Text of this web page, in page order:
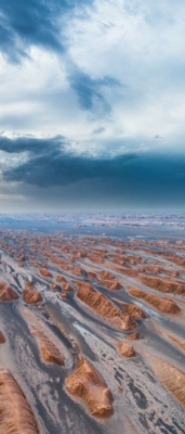
بگیرید
می گوید: «حتی زمانی که
ببینید چطور باید از
نوع نوردهی ای باید استفاده
دوربین همراه خود
چندان مهم نیست. تا
و منحصر به فرد در